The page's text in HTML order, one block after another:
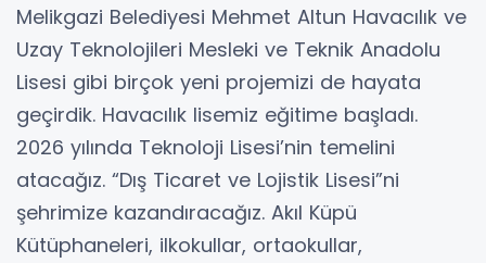
Melikgazi Belediyesi Mehmet Altun Havacılık ve
Uzay Teknolojileri Mesleki ve Teknik Anadolu
Lisesi gibi birçok yeni projemizi de hayata
geçirdik. Havacılık lisemiz eğitime başladı.
2026 yılında Teknoloji Lisesi’nin temelini
atacağız. “Dış Ticaret ve Lojistik Lisesi”ni
şehrimize kazandıracağız. Akıl Küpü
Kütüphaneleri, ilkokullar, ortaokullar,